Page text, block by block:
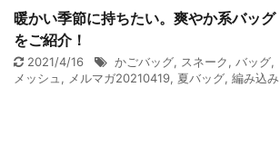
暖かい季節に持ちたい。爽やか系バッグ
をご紹介！
2021/4/16 かごバッグ, スネーク, バッグ,
メッシュ , メルマガ20210419, 夏バッグ, 編み込み